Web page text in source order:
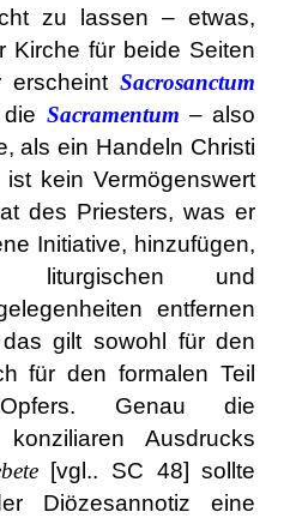
zu lassen – etwas,
Kirche für beide Seiten
erscheintSacrosanctum
Sacramentum – also
als ein Handeln Christi
kein Vermögenswert
des Priesters, was er
Initiative, hinzufügen,
liturgischen und
entfernen
gilt sowohl für den
für den formalen Teil
Genau die
Ausdrucks
[vgl.. SC 48] sollte
Diözesannotiz eine